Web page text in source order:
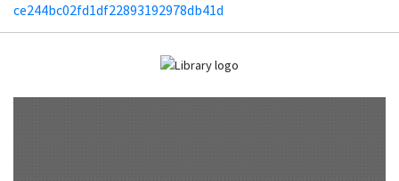
ce244bc02fd1df22893192978db41d